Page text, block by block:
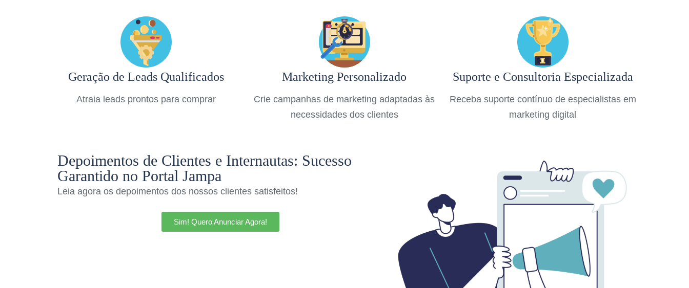
Geração de Leads Qualificados
Atraia leads prontos para comprar
Marketing Personalizado
Crie campanhas de marketing adaptadas às
necessidades dos clientes
Suporte e Consultoria Especializada
Receba suporte contínuo de especialistas em
marketing digital
Depoimentos de Clientes e Internautas: Sucesso
Garantido no Portal Jampa
Leia agora os depoimentos dos nossos clientes satisfeitos!
Sim! Quero Anunciar Agora!